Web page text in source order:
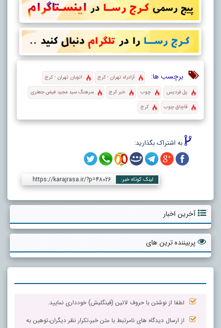
برچسب ها: آزادراه تهران - کرج
اتوبان تهران - کرج
پل فردیس
چوب خبر کرج
سرهنگ سید مجید فیض جعفری
قاچاق چوب
کرج
به اشتراک بگذارید:
لینک کوتاه خبر: https://karajrasa.ir/?p=48026
آخرین اخبار
پربیننده ترین های
لطفا از نوشتن با حروف لاتین (فینگلیش) خودداری نمایید.
از ارسال دیدگاه های نامرتبط با متن خبر،تکرار نظر دیگران،توهین به